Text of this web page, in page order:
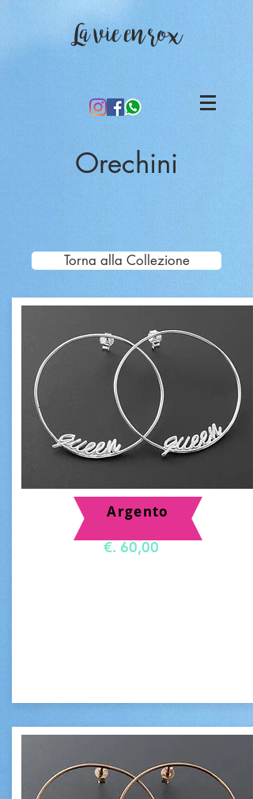
La vie en rox
Argento
€. 60,00
Orechini
Torna alla Collezione